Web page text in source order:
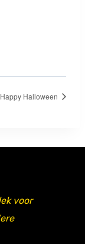
Happy Halloween
voor